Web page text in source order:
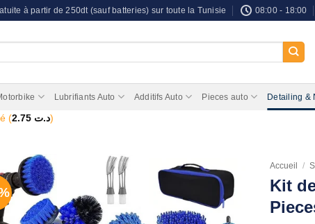
à partir de 250dt (sauf batteries) sur toute la Tunisie 08:00 - 18:00
Lubrifiants Auto Additifs Auto Pieces auto Detailing &
(2.75 د.ت)
Accueil /
Kit